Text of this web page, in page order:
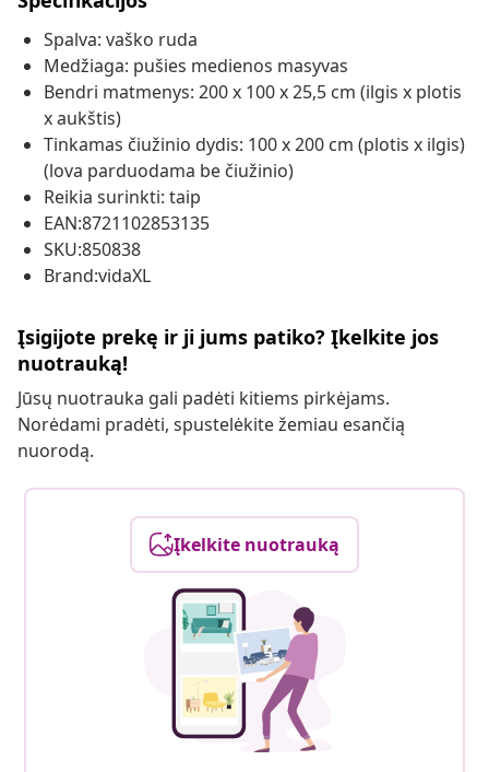
Spalva: vaško ruda
Medžiaga: pušies medienos masyvas
Bendri matmenys: 200 x 100 x 25,5 cm (ilgis x plotis
x aukštis)
Tinkamas čiužinio dydis: 100 x 200 cm (plotis x ilgis)
(lova parduodama be čiužinio)
Reikia surinkti: taip
EAN:8721102853135
SKU:850838
Brand:vidaXL
Įsigijote prekę ir ji jums patiko? Įkelkite jos
nuotrauką!
Jūsų nuotrauka gali padėti kitiems pirkėjams.
Norėdami pradėti, spustelėkite žemiau esančią
nuorodą.
Įkelkite nuotrauką